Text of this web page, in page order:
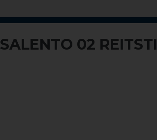
02